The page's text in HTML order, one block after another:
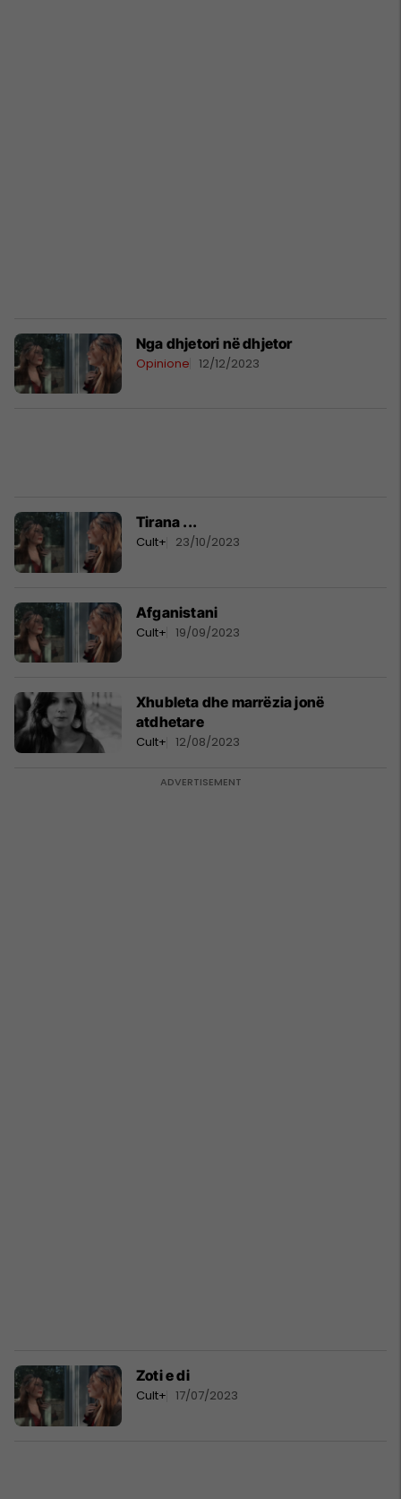
Nga dhjetori në dhjetor
Opinione 12/12/2023
Tirana ...
Cult+ 23/10/2023
Afganistani
Cult+ 19/09/2023
Xhubleta dhe marrëzia jonë
atdhetare
Cult+ 12/08/2023
Zoti e di
Cult+ 17/07/2023